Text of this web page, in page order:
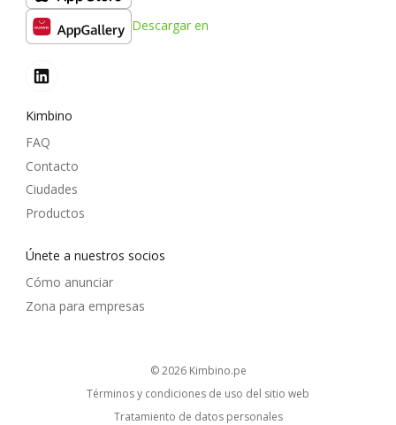
Descargar en
Kimbino
FAQ
Contacto
Ciudades
Productos
Únete a nuestros socios
Cómo anunciar
Zona para empresas
© 2026 kimbino.pe
Términos y condiciones de uso del sitio web
Tratamiento de datos personales